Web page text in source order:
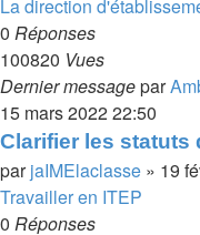
La direction
0 Réponses
100820 Vues
Dernier messagepar
15 mars 2022 22:50
Clarifier les statuts
parjaIMElaclasse » 19
Travailler en ITEP
0 Réponses